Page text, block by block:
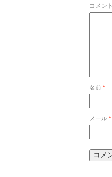
コメント
名前 *
メール *